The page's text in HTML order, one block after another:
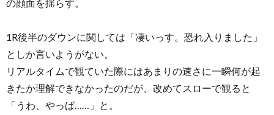
の顔面を揺らす。
1R後半のダウンに関しては「凄いっす。恐れ入りました」
としか言いようがない。
リアルタイムで観ていた際にはあまりの速さに一瞬何が起
きたか理解できなかったのだが、改めてスローで観ると
「うわ、やっば……」と。